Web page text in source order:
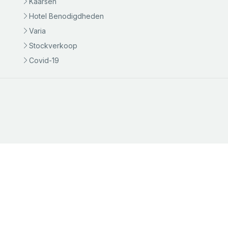
Hotel Benodigdheden
Varia
Stockverkoop
Covid-19